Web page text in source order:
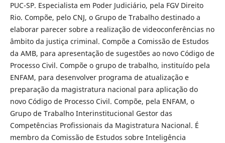
PUC-SP. Especialista em Poder Judiciário, pela FGV Direito
Rio. Compõe, pelo CNJ, o Grupo de Trabalho destinado a
elaborar parecer sobre a realização de videoconferências no
âmbito da justiça criminal. Compõe a Comissão de Estudos
da AMB, para apresentação de sugestões ao novo Código de
Processo Civil. Compõe o grupo de trabalho, instituído pela
ENFAM, para desenvolver programa de atualização e
preparação da magistratura nacional para aplicação do
novo Código de Processo Civil. Compõe, pela ENFAM, o
Grupo de Trabalho Interinstitucional Gestor das
Competências Profissionais da Magistratura Nacional. É
membro da Comissão de Estudos sobre Inteligência